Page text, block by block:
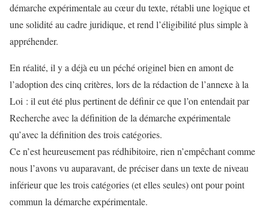
démarche expérimentale au cœur du texte, rétabli une logique et
une solidité au cadre juridique, et rend l’éligibilité plus simple à
appréhender.
En réalité, il y a déjà eu un péché originel bien en amont de
l’adoption des cinq critères, lors de la rédaction de l’annexe à la
Loi : il eut été plus pertinent de définir ce que l’on entendait par
Recherche avec la définition de la démarche expérimentale
qu’avec la définition des trois catégories.
Ce n’est heureusement pas rédhibitoire, rien n’empêchant comme
nous l’avons vu auparavant, de préciser dans un texte de niveau
inférieur que les trois catégories (et elles seules) ont pour point
commun la démarche expérimentale.